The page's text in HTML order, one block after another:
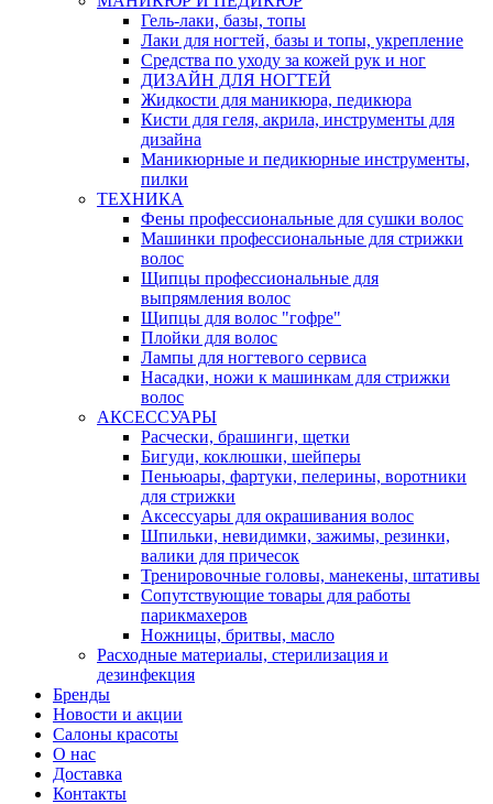
Гель-лаки, базы, топы
Лаки для ногтей, базы и топы, укрепление
Средства по уходу за кожей рук и ног
ДИЗАЙН ДЛЯ НОГТЕЙ
Жидкости для маникюра, педикюра
Кисти для геля, акрила, инструменты для
дизайна
Маникюрные и педикюрные инструменты,
пилки
ТЕХНИКА
Фены профессиональные для сушки волос
Машинки профессиональные для стрижки
волос
Щипцы профессиональные для
выпрямления волос
Щипцы для волос "гофре"
Плойки для волос
Лампы для ногтевого сервиса
Насадки, ножи к машинкам для стрижки
волос
АКСЕССУАРЫ
Расчески, брашинги, щетки
Бигуди, коклюшки, шейперы
Пеньюары, фартуки, пелерины, воротники
для стрижки
Аксессуары для окрашивания волос
Шпильки, невидимки, зажимы, резинки,
валики для причесок
Тренировочные головы, манекены, штативы
Сопутствующие товары для работы
парикмахеров
Ножницы, бритвы, масло
Расходные материалы, стерилизация и
дезинфекция
Бренды
Новости и акции
Салоны красоты
О нас
Доставка
Контакты